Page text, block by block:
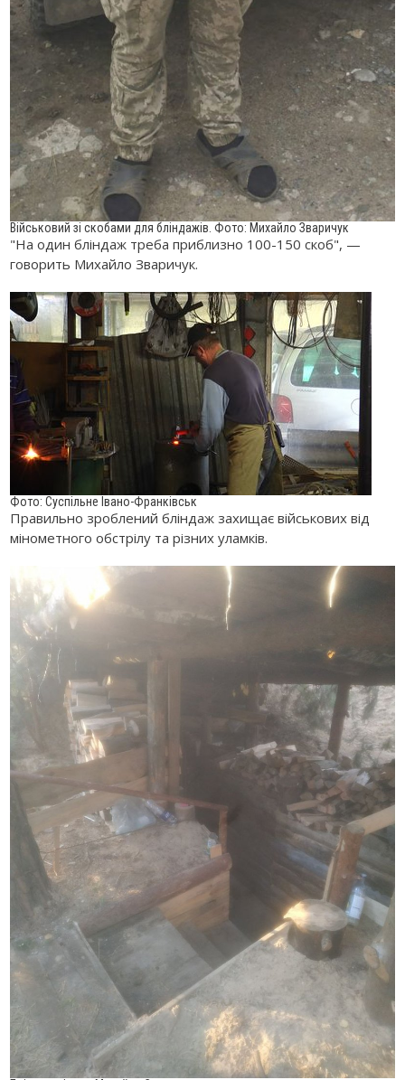
Військовий зі скобами для бліндажів. Фото: Михайло Зваричук
"На один бліндаж треба приблизно 100-150 скоб", —
говорить Михайло Зваричук.
Фото: Суспільне Івано-Франківськ
Правильно зроблений бліндаж захищає військових від
мінометного обстрілу та різних уламків.